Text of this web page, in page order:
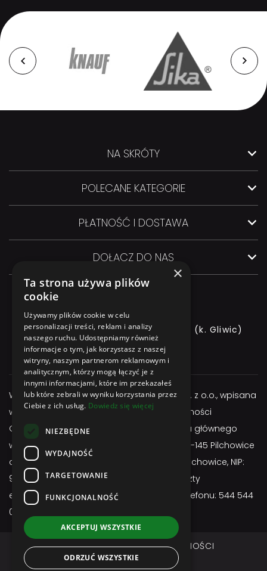
NA SKRÓTY
POLECANE KATEGORIE
PŁATNOŚĆ I DOSTAWA
DOŁĄCZ DO NAS
ul. GLIWICKA 3, 44-145 PILCHOWICE (k. Gliwic)
+48 544 544 064
Właścicielem serwisu jest firma Atexbud Sp. z o.o., wpisana
w Centralnej Ewidencji i Informacji o Działalności
Gospodarczej, posiadającą adres miejsca głównego
wykonywania działalności: ul. Gliwicka 3; 44-145 Pilchowice
adres do doręczeń: ul. Gliwicka 3; 44-145 Pilchowice, NIP:
9691657255, REGON: 524963750, adres poczty
elektronicznej:sklep@atexbud.pl
, numer telefonu: 544 544
064
REGULAMIN
POLITYKA PRYWATNOŚCI
DOSTAWA I PŁATNOŚĆ
×
Ta strona używa plików
cookie
Używamy plików cookie w celu
personalizacji treści, reklam i analizy
naszego ruchu. Udostępniamy również
informacje o tym, jak korzystasz z naszej
witryny, naszym partnerom reklamowym i
analitycznym, którzy mogą łączyć je z
innymi informacjami, które im przekazałeś
lub które zebrali w wyniku korzystania przez
Ciebie z ich usług. Dowiedz się więcej
NIEZBĘDNE
WYDAJNOŚĆ
TARGETOWANIE
FUNKCJONALNOŚĆ
AKCEPTUJ WSZYSTKIE
ODRZUĆ WSZYSTKIE